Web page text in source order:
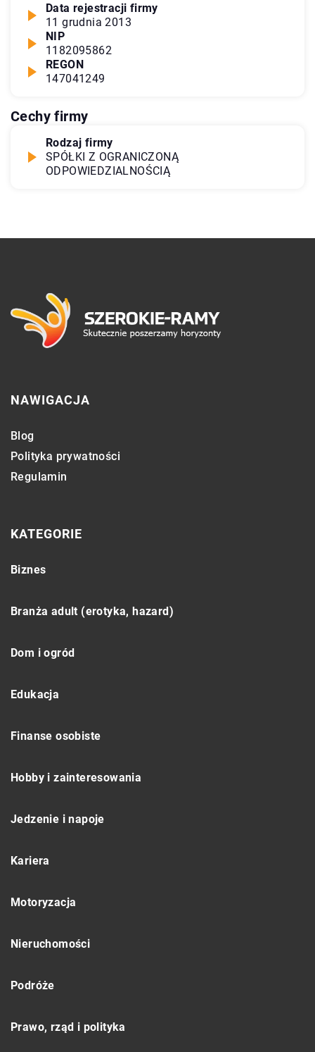
Data rejestracji firmy
11 grudnia 2013
NIP
1182095862
REGON
147041249
Cechy firmy
Rodzaj firmy
SPÓŁKI Z OGRANICZONĄ
ODPOWIEDZIALNOŚCIĄ
NAWIGACJA
Blog
Polityka prywatności
Regulamin
KATEGORIE
Biznes
Branża adult (erotyka, hazard)
Dom i ogród
Edukacja
Finanse osobiste
Hobby i zainteresowania
Jedzenie i napoje
Kariera
Motoryzacja
Nieruchomości
Podróże
Prawo, rząd i polityka